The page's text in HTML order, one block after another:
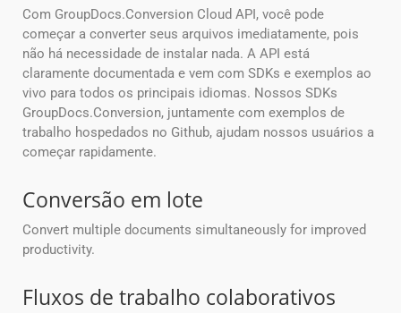
Com GroupDocs.Conversion Cloud API, você pode
começar a converter seus arquivos imediatamente, pois
não há necessidade de instalar nada. A API está
claramente documentada e vem com SDKs e exemplos ao
vivo para todos os principais idiomas. Nossos SDKs
GroupDocs.Conversion, juntamente com exemplos de
trabalho hospedados no Github, ajudam nossos usuários a
começar rapidamente.
Conversão em lote
Convert multiple documents simultaneously for improved
productivity.
Fluxos de trabalho colaborativos